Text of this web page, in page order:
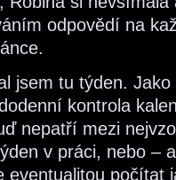
odpovědí na
jsem tu týden.
kontrola
nepatří mezi
v práci, nebo –
eventualitou počítat